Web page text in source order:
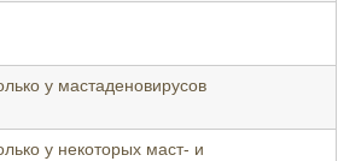
у мастаденовирусов
у некоторых маст- и